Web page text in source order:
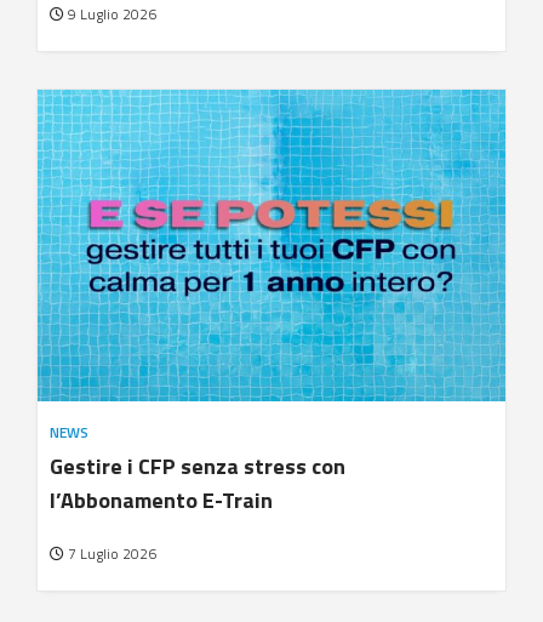
9 Luglio 2026
NEWS
Gestire i CFP senza stress con
l’Abbonamento E-Train
7 Luglio 2026